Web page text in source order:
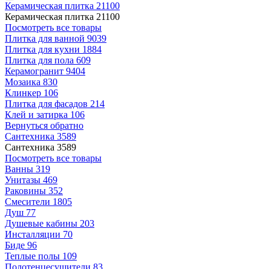
Керамическая плитка 21100
Керамическая плитка 21100
Посмотреть все товары
Плитка для ванной 9039
Плитка для кухни 1884
Плитка для пола 609
Керамогранит 9404
Мозаика 830
Клинкер 106
Плитка для фасадов 214
Клей и затирка 106
Вернуться обратно
Сантехника 3589
Сантехника 3589
Посмотреть все товары
Ванны 319
Унитазы 469
Раковины 352
Смесители 1805
Душ 77
Душевые кабины 203
Инсталляции 70
Биде 96
Теплые полы 109
Полотенцесушители 83